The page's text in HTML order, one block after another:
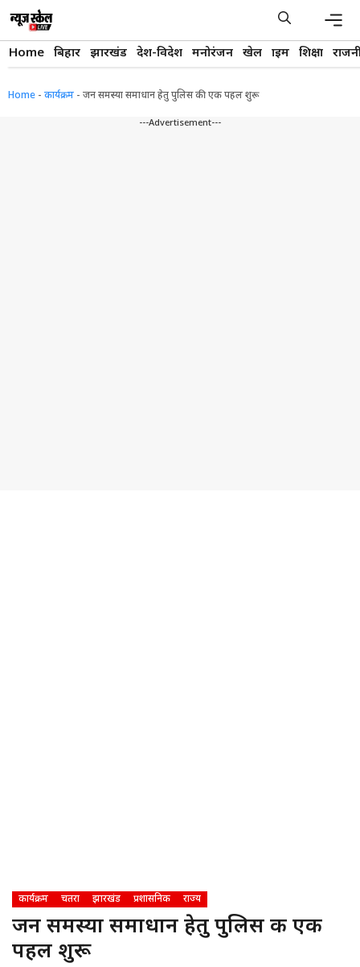
content
Home बिहार झारखंड देश-विदेश मनोरंजन खेल क्राइम शिक्षा
Home - कार्यक्रम - जन समस्या समाधान हेतु पुलिस की एक पहल शुरू
---Advertisement---
कार्यक्रम चतरा झारखंड प्रशासनिक राज्य
जन समस्या समाधान हेतु पुलिस की एक
पहल शुरू